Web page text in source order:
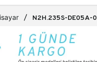
N2H.235S-DE05A-